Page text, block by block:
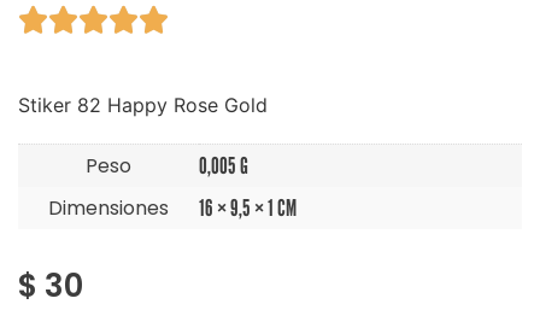

Stiker 82 Happy Rose Gold
Peso 0,005 G
Dimensiones 16 × 9,5 × 1 CM
$ 30